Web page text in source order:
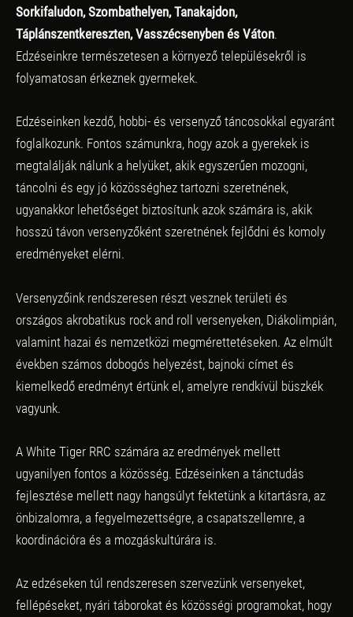
Sorkifaludon, Szombathelyen, Tanakajdon,
Táplánszentkereszten, Vasszécsenyben és Váton.
Edzéseinkre természetesen a környező településekről is
folyamatosan érkeznek gyermekek.
Edzéseinken kezdő, hobbi- és versenyző táncosokkal egyaránt
foglalkozunk. Fontos számunkra, hogy azok a gyerekek is
megtalálják nálunk a helyüket, akik egyszerűen mozogni,
táncolni és egy jó közösséghez tartozni szeretnének,
ugyanakkor lehetőséget biztosítunk azok számára is, akik
hosszú távon versenyzőként szeretnének fejlődni és komoly
eredményeket elérni.
Versenyzőink rendszeresen részt vesznek területi és
országos akrobatikus rock and roll versenyeken, Diákolimpián,
valamint hazai és nemzetközi megmérettetéseken. Az elmúlt
években számos dobogós helyezést, bajnoki címet és
kiemelkedő eredményt értünk el, amelyre rendkívül büszkék
vagyunk.
A White Tiger RRC számára az eredmények mellett
ugyanilyen fontos a közösség. Edzéseinken a tánctudás
fejlesztése mellett nagy hangsúlyt fektetünk a kitartásra, az
önbizalomra, a fegyelmezettségre, a csapatszellemre, a
koordinációra és a mozgáskultúrára is.
Az edzéseken túl rendszeresen szervezünk versenyeket,
fellépéseket, nyári táborokat és közösségi programokat, hogy